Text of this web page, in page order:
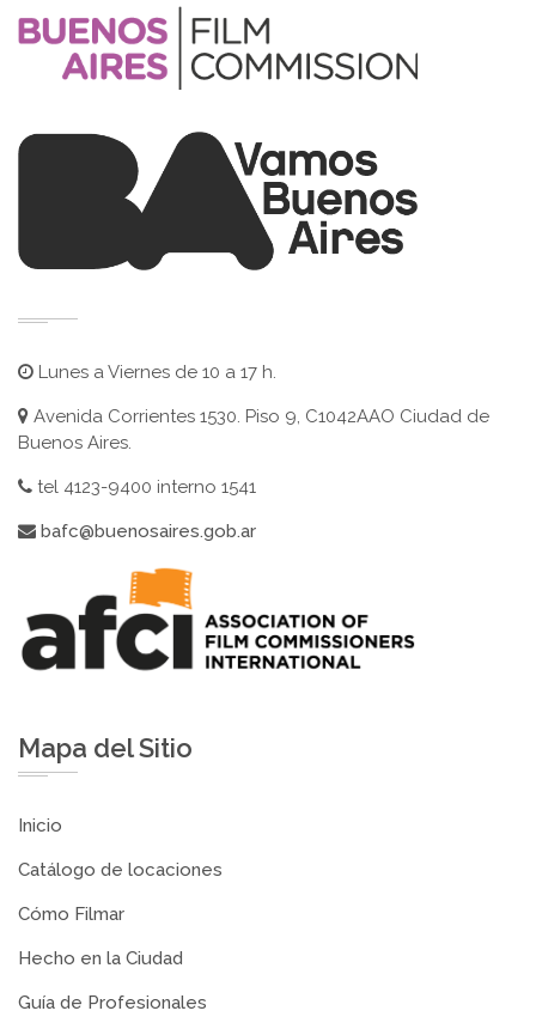
Lunes a Viernes de 10 a 17 h.
Avenida Corrientes 1530. Piso 9, C1042AAO Ciudad de
Buenos Aires.
tel 4123-9400 interno 1541
bafc@buenosaires.gob.ar
Mapa del Sitio
Inicio
Catálogo de locaciones
Cómo Filmar
Hecho en la Ciudad
Guía de Profesionales